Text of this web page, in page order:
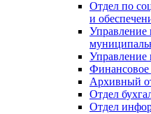
Отдел по
и
Управление
Финансовое
Архивный
Отдел
Отдел